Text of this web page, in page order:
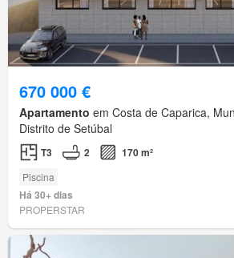
670 000 €
Apartamento em Costa de Caparica,
Distrito de Setúbal
T3 2 170 m²
Piscina
Há 30+ dias
PROPERSTAR